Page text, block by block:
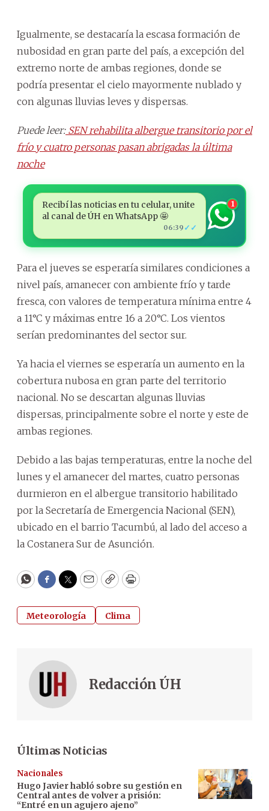
Igualmente, se destacaría la escasa formación de
nubosidad en gran parte del país, a excepción del
extremo norte de ambas regiones, donde se
podría presentar el cielo mayormente nublado y
con algunas lluvias leves y dispersas.
Puede leer:SEN rehabilita albergue transitorio por el
frío y cuatro personas pasan abrigadas la última
noche
Recibí las noticias en tu celular, unite
al canal de ÚH en WhatsApp 🤩
06:39 ✓✓
1
Para el jueves se esperaría similares condiciones a
nivel país, amanecer con ambiente frío y tarde
fresca, con valores de temperatura mínima entre 4
a 11°C y máximas entre 16 a 20°C. Los vientos
serían predominantes del sector sur.
Ya hacia el viernes se esperaría un aumento en la
cobertura nubosa en gran parte del territorio
nacional. No se descartan algunas lluvias
dispersas, principalmente sobre el norte y este de
ambas regiones.
Debido a las bajas temperaturas, entre la noche del
lunes y el amanecer del martes, cuatro personas
durmieron en el albergue transitorio habilitado
por la Secretaría de Emergencia Nacional (SEN),
ubicado en el barrio Tacumbú, al lado del acceso a
la Costanera Sur de Asunción.
WhatsApp
Facebook
Twitter
EmailCopyPrint
Meteorología Clima
Redacción ÚH
Últimas Noticias
Nacionales
Hugo Javier habló sobre su gestión en
Central antes de volver a prisión:
“Entré en un agujero ajeno”